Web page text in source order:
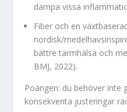
dämpa vissa
Fiber och en
nordisk/
bättre tarmhälsa och
BMJ, 2022).
Poängen: du behöver inte
konsekventa justeringar